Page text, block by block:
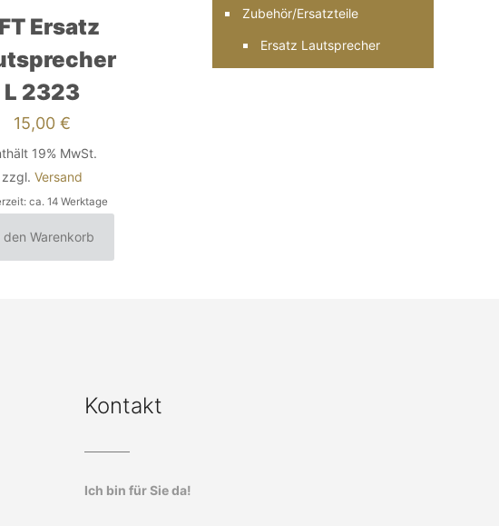
Ersatz
L 2323
15,00 €
19% MwSt.
zzgl. Versand
ca. 14 Werktage
den Warenkorb
Zubehör/Ersatzteile
Ersatz Lautsprecher
Kontakt
Ich bin für Sie da!